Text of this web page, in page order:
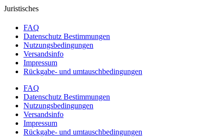
Juristisches
FAQ
Datenschutz Bestimmungen
Nutzungsbedingungen
Versandsinfo
Impressum
Rückgabe- und umtauschbedingungen
FAQ
Datenschutz Bestimmungen
Nutzungsbedingungen
Versandsinfo
Impressum
Rückgabe- und umtauschbedingungen